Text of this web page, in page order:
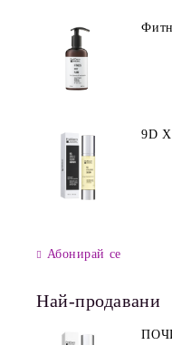
9D
Абонирай се
Най-продавани